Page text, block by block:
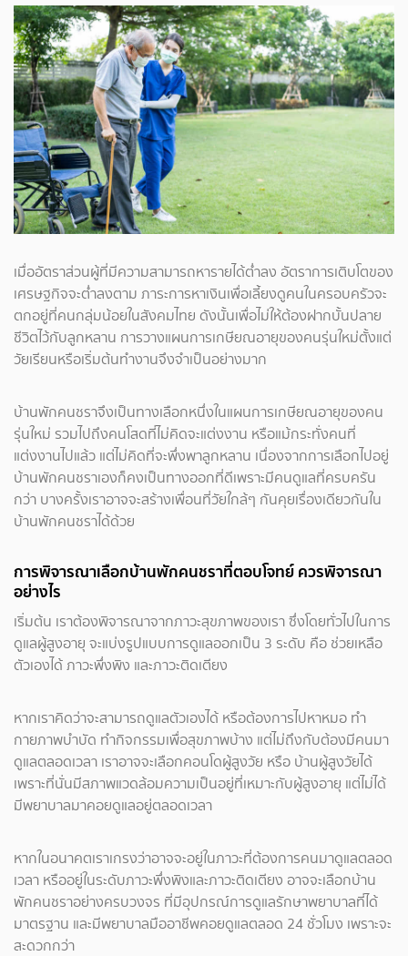
เมื่ออัตราส่วนผู้ที่มีความสามารถหารายได้ต่ำลง อัตราการเติบโตของ
เศรษฐกิจจะต่ำลงตาม ภาระการหาเงินเพื่อเลี้ยงดูคนในครอบครัวจะ
ตกอยู่ที่คนกลุ่มน้อยในสังคมไทย ดังนั้นเพื่อไม่ให้ต้องฝากบั้นปลาย
ชีวิตไว้กับลูกหลาน การวางแผนการเกษียณอายุของคนรุ่นใหม่ตั้งแต่
วัยเรียนหรือเริ่มต้นทำงานจึงจำเป็นอย่างมาก
บ้านพักคนชราจึงเป็นทางเลือกหนึ่งในแผนการเกษียณอายุของคน
รุ่นใหม่ รวมไปถึงคนโสดที่ไม่คิดจะแต่งงาน หรือแม้กระทั่งคนที่
แต่งงานไปแล้ว แต่ไม่คิดที่จะพึ่งพาลูกหลาน เนื่องจากการเลือกไปอยู่
บ้านพักคนชราเองก็คงเป็นทางออกที่ดีเพราะมีคนดูแลที่ครบครัน
กว่า บางครั้งเราอาจจะสร้างเพื่อนที่วัยใกล้ๆ กันคุยเรื่องเดียวกันใน
บ้านพักคนชราได้ด้วย
การพิจารณาเลือกบ้านพักคนชราที่ตอบโจทย์ ควรพิจารณา
อย่างไร
เริ่มต้น เราต้องพิจารณาจากภาวะสุขภาพของเรา ซึ่งโดยทั่วไปในการ
ดูแลผู้สูงอายุ จะแบ่งรูปแบบการดูแลออกเป็น 3 ระดับ คือ ช่วยเหลือ
ตัวเองได้ ภาวะพึ่งพิง และภาวะติดเตียง
หากเราคิดว่าจะสามารถดูแลตัวเองได้ หรือต้องการไปหาหมอ ทำ
กายภาพบำบัด ทำกิจกรรมเพื่อสุขภาพบ้าง แต่ไม่ถึงกับต้องมีคนมา
ดูแลตลอดเวลา เราอาจจะเลือกคอนโดผู้สูงวัย หรือ บ้านผู้สูงวัยได้
เพราะที่นั่นมีสภาพแวดล้อมความเป็นอยู่ที่เหมาะกับผู้สูงอายุ แต่ไม่ได้
มีพยาบาลมาคอยดูแลอยู่ตลอดเวลา
หากในอนาคตเราเกรงว่าอาจจะอยู่ในภาวะที่ต้องการคนมาดูแลตลอด
เวลา หรืออยู่ในระดับภาวะพึ่งพิงและภาวะติดเตียง อาจจะเลือกบ้าน
พักคนชราอย่างครบวงจร ที่มีอุปกรณ์การดูแลรักษาพยาบาลที่ได้
มาตรฐาน และมีพยาบาลมืออาชีพคอยดูแลตลอด 24 ชั่วโมง เพราะจะ
สะดวกกว่า